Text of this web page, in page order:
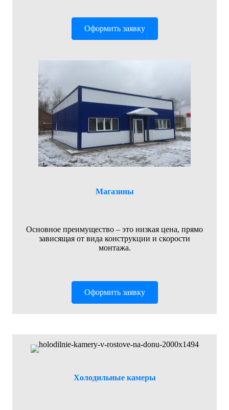
Оформить заявку
Магазины
Основное преимущество – это низкая цена, прямо
зависящая от вида конструкции и скорости
монтажа.
Оформить заявку
Холодильные камеры